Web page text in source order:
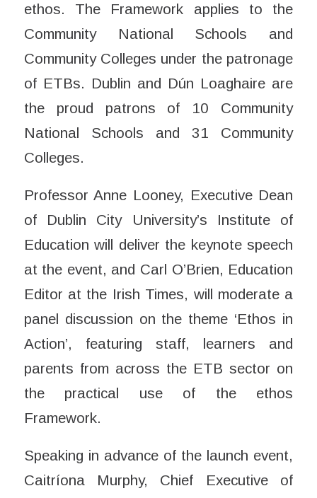
ethos. The Framework applies to the
Community National Schools and
Community Colleges under the patronage
of ETBs. Dublin and Dún Loaghaire are
the proud patrons of 10 Community
National Schools and 31 Community
Colleges.
Professor Anne Looney, Executive Dean
of Dublin City University’s Institute of
Education will deliver the keynote speech
at the event, and Carl O’Brien, Education
Editor at the Irish Times, will moderate a
panel discussion on the theme ‘Ethos in
Action’, featuring staff, learners and
parents from across the ETB sector on
the practical use of the ethos
Framework.
Speaking in advance of the launch event,
Caitríona Murphy, Chief Executive of